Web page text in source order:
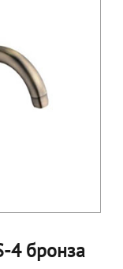
4 бронза